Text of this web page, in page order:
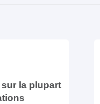
la plupart